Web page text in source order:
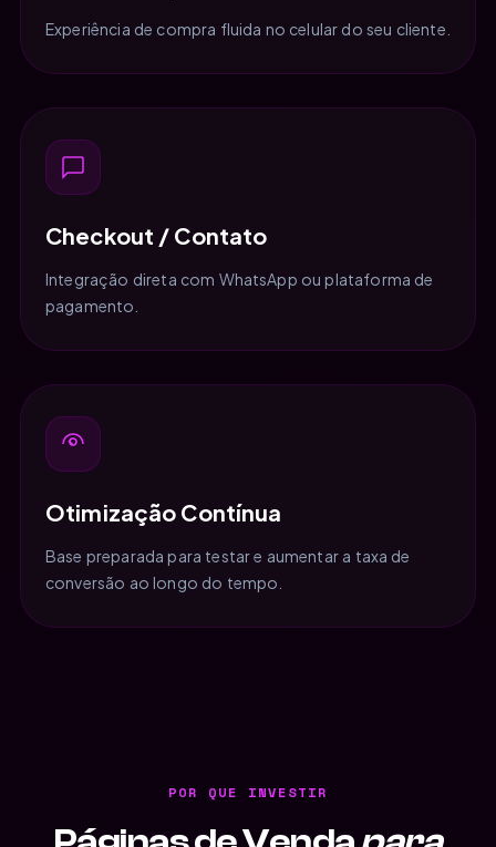
Experiência de compra fluida no celular do seu cliente.
Checkout / Contato
Integração direta com WhatsApp ou plataforma de
pagamento.
Otimização Contínua
Base preparada para testar e aumentar a taxa de
conversão ao longo do tempo.
POR QUE INVESTIR